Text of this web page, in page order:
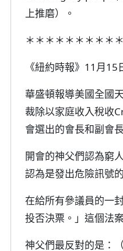
上推磨）。
＊＊＊＊＊＊＊＊＊
《紐約時報》11月
華盛頓報導美國全國
裁除以家庭收入稅收
會選出的會長和副會
開會的神父們認為窮
認為是發出危險訊號
在給所有參議員的一
投否決票。」這個法
神父們最反對的是：